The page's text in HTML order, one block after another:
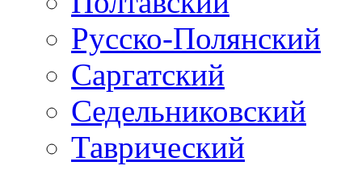
Русско-Полянский
Саргатский
Седельниковский
Таврический